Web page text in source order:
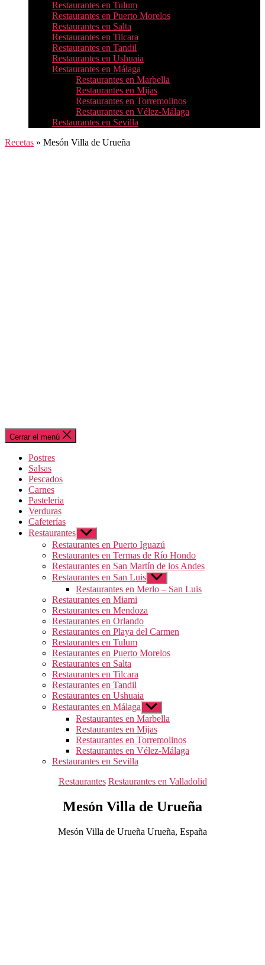
Restaurantes en Tulum
Restaurantes en Puerto Morelos
Restaurantes en Salta
Restaurantes en Tilcara
Restaurantes en Tandil
Restaurantes en Ushuaia
Restaurantes en Málaga
Restaurantes en Marbella
Restaurantes en Mijas
Restaurantes en Torremolinos
Restaurantes en Vélez-Málaga
Restaurantes en Sevilla
Recetas » Mesón Villa de Urueña
Cerrar el menú
Postres
Salsas
Pescados
Carnes
Pasteleria
Verduras
Cafeterías
Restaurantes Mostrar
el
submenú
Restaurantes en Puerto Iguazú
Restaurantes en Termas de Río Hondo
Restaurantes en San Martín de los Andes
Restaurantes en San Luis Mostrar
el
submenú
Restaurantes en Merlo – San Luis
Restaurantes en Miami
Restaurantes en Mendoza
Restaurantes en Orlando
Restaurantes en Playa del Carmen
Restaurantes en Tulum
Restaurantes en Puerto Morelos
Restaurantes en Salta
Restaurantes en Tilcara
Restaurantes en Tandil
Restaurantes en Ushuaia
Restaurantes en Málaga Mostrar
el
submenú
Restaurantes en Marbella
Restaurantes en Mijas
Restaurantes en Torremolinos
Restaurantes en Vélez-Málaga
Restaurantes en Sevilla
Categorías
Restaurantes Restaurantes en Valladolid
Mesón Villa de Urueña
Mesón Villa de Urueña Urueña, España